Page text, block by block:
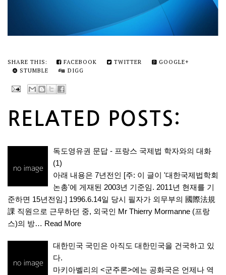
SHARE THIS: FACEBOOK TWITTER
GOOGLE+
STUMBLE
DIGG
RELATED POSTS:
독도영유권 문답 - 프랑스 국제법 학자와의 대화
(1)
아래 내용은 7년전인 [주: 이 글이 '대한국제법학회
논총'에 게재된 2003년 기준임. 2011년 현재를 기
준하면 15년전임.] 1996.6.14일 당시 필자가 외무부의 國際法規
課 직원으로 근무하던 중, 외국인 Mr Thierry Mormanne (프랑
스)의 방… Read More
대한민국 국민은 아직도 대한민국을 건국하고 있
다.
마키아벨리의 <군주론>에는 공화국은 언제나 역